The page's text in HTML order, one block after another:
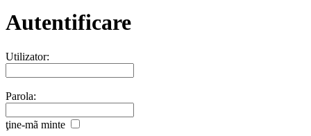
Autentificare
Utilizator:
Parola:
ţine-mã minte